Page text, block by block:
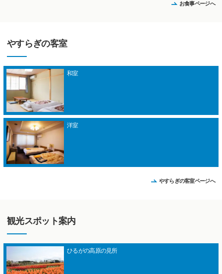
お食事ページへ
やすらぎの客室
和室
洋室
やすらぎの客室ページへ
観光スポット案内
ひるがの高原の見所